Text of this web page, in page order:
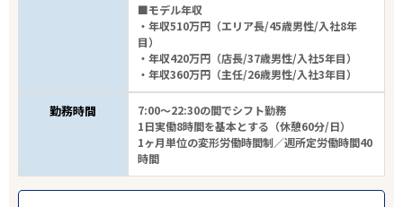
■モデル年収
・年収510万円（エリア長/45歳男性/入社8年
目）
・年収420万円（店長/37歳男性/入社5年目）
・年収360万円（主任/26歳男性/入社3年目）
勤務時間
7:00～22:30の間でシフト勤務
1日実働8時間を基本とする（休憩60分/日）
1ヶ月単位の変形労働時間制／週所定労働時間40
時間